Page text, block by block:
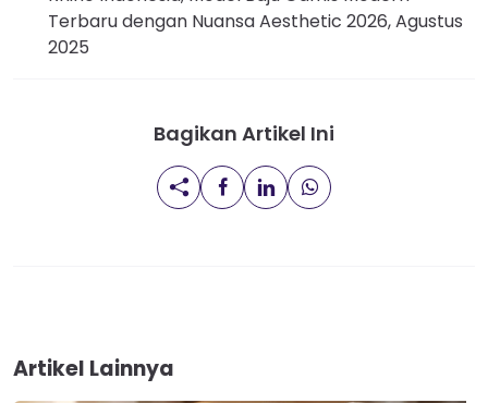
Terbaru dengan Nuansa Aesthetic 2026, Agustus
2025
Bagikan Artikel Ini
Artikel Lainnya